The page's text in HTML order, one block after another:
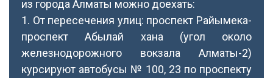
из города Алматы можно доехать:
1. От пересечения улиц: проспект Райымека-
проспект Абылай хана (угол около
железнодорожного вокзала Алматы-2)
курсируют автобусы № 100, 23 по проспекту